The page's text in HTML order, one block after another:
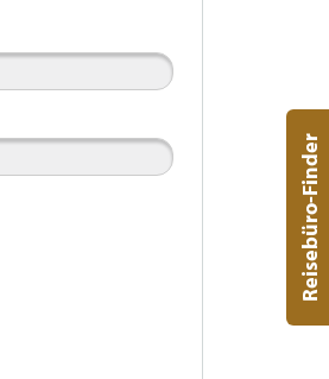
Reisebüro-Finder